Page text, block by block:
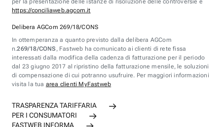
per la presentazione delle istanze di risoluzione delle controversie è
https://conciliaweb.agcom.it
Delibera AGCom 269/18/CONS
In ottemperanza a quanto previsto dalla delibera AGCom
n.269/18/CONS , Fastweb ha comunicato ai clienti di rete fissa
interessati dalla modifica della cadenza di fatturazione per il periodo
dal 23 giugno 2017 al ripristino della fatturazione mensile, le soluzioni
di compensazione di cui potranno usufruire. Per maggiori informazioni
visita la tua area clienti MyFastweb
TRASPARENZA TARIFFARIA
PER I CONSUMATORI
FASTWEB INFORMA